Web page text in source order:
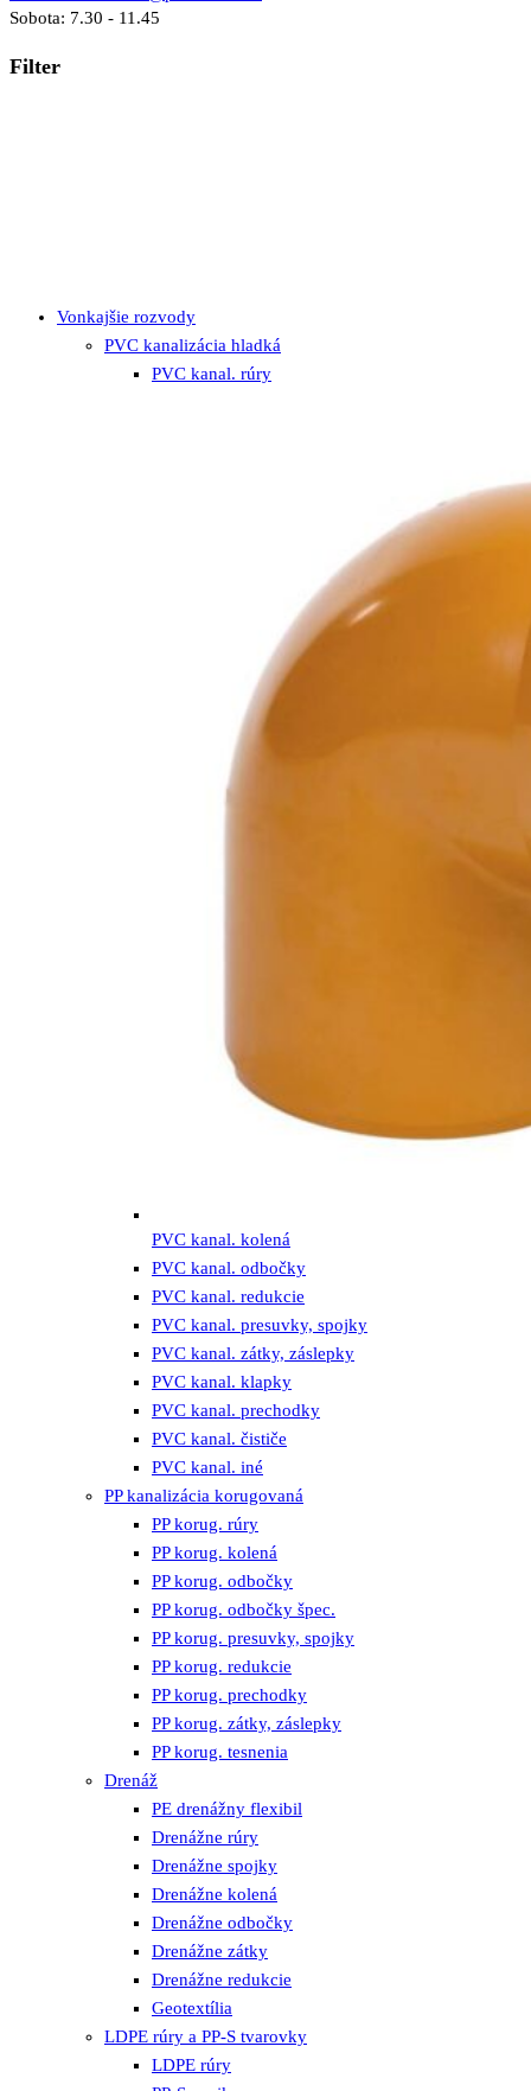
Sobota: 7.30 - 11.45
Filter
Vonkajšie rozvody
PVC kanalizácia hladká
PVC kanal. rúry
PVC kanal. kolená
PVC kanal. odbočky
PVC kanal. redukcie
PVC kanal. presuvky, spojky
PVC kanal. zátky, záslepky
PVC kanal. klapky
PVC kanal. prechodky
PVC kanal. čističe
PVC kanal. iné
PP kanalizácia korugovaná
PP korug. rúry
PP korug. kolená
PP korug. odbočky
PP korug. odbočky špec.
PP korug. presuvky, spojky
PP korug. redukcie
PP korug. prechodky
PP korug. zátky, záslepky
PP korug. tesnenia
Drenáž
PE drenážny flexibil
Drenážne rúry
Drenážne spojky
Drenážne kolená
Drenážne odbočky
Drenážne zátky
Drenážne redukcie
Geotextília
LDPE rúry a PP-S tvarovky
LDPE rúry